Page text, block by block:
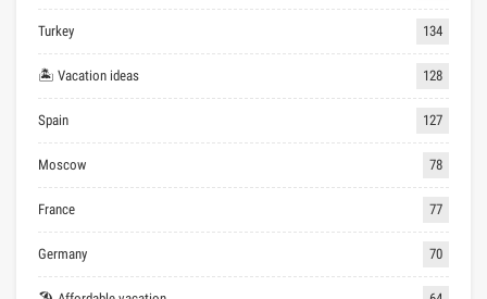
Turkey 134
🏝 Vacation ideas 128
Spain 127
Moscow 78
France 77
Germany 70